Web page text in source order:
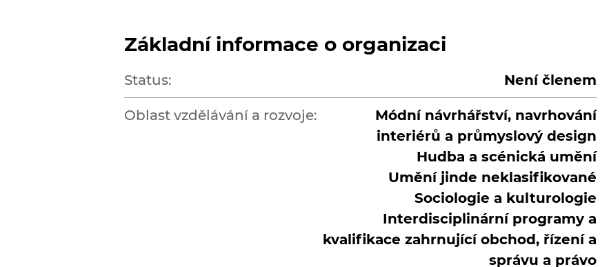
Základní informace o organizaci
Status: Není členem
Oblast vzdělávání a rozvoje:
Módní návrhářství, navrhování
interiérů a průmyslový design
Hudba a scénická umění
Umění jinde neklasifikované
Sociologie a kulturologie
Interdisciplinární programy a
kvalifikace zahrnující obchod, řízení a
správu a právo